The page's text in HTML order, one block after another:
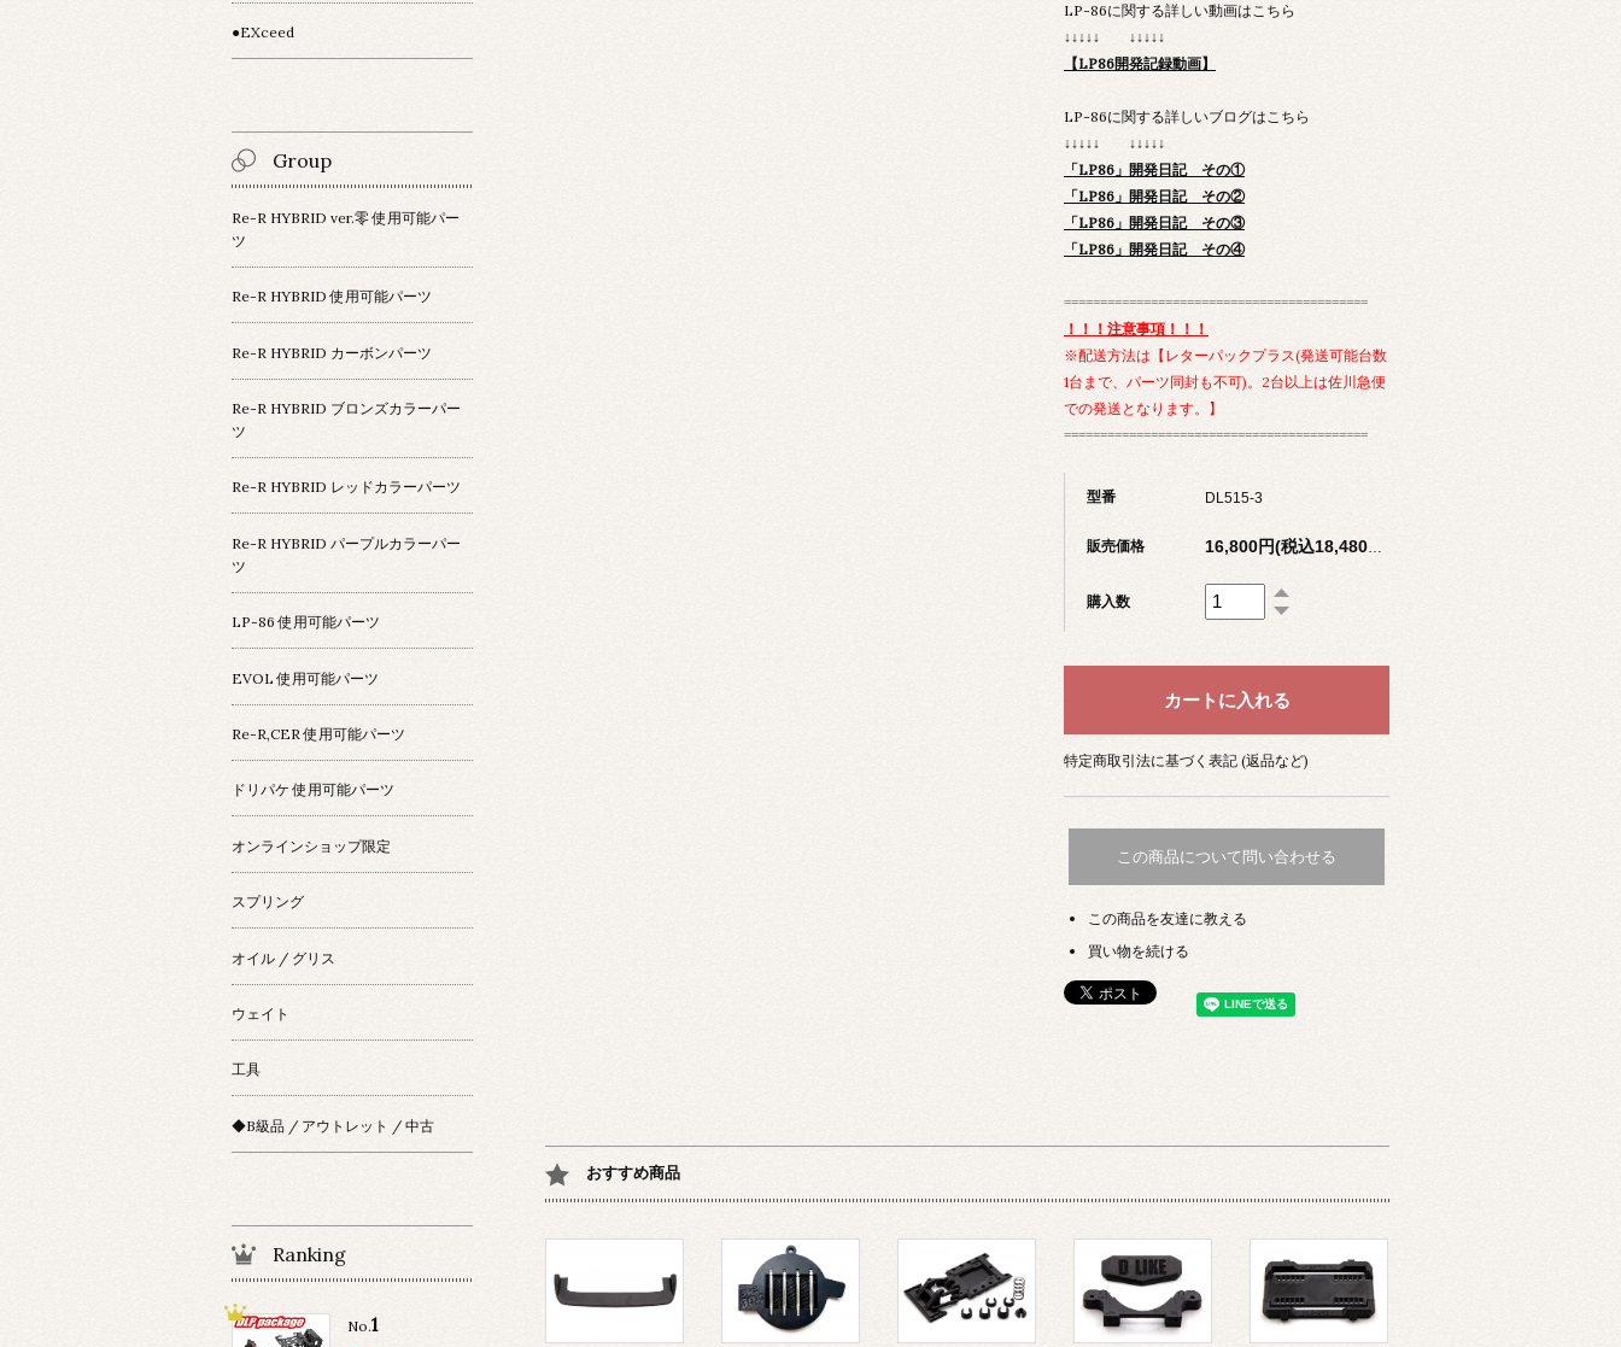
LP-86に関する詳しい動画はこちら
↓↓↓↓↓ ↓↓↓↓↓
【LP86開発記録動画】
LP-86に関する詳しいブログはこちら
↓↓↓↓↓ ↓↓↓↓↓
「LP86」開発日記 その①
「LP86」開発日記 その②
「LP86」開発日記 その③
「LP86」開発日記 その④
==========================================
！！！注意事項！！！
※配送方法は【レターパックプラス(発送可能台数
1台まで、パーツ同封も不可)。2台以上は佐川急便
での発送となります。】
==========================================
型番 DL515-3
販売価格
購入数
特定商取引法に基づく表記 (返品など)
この商品について問い合わせる
この商品を友達に教える
買い物を続ける
おすすめ商品
●EXceed
Group
Re-R HYBRID ver.零 使用可能パー
ツ
Re-R HYBRID 使用可能パーツ
Re-R HYBRID カーボンパーツ
Re-R HYBRID ブロンズカラーパー
ツ
Re-R HYBRID レッドカラーパーツ
Re-R HYBRID パープルカラーパー
ツ
LP-86 使用可能パーツ
EVOL 使用可能パーツ
Re-R,CER 使用可能パーツ
ドリパケ 使用可能パーツ
オンラインショップ限定
スプリング
オイル / グリス
ウェイト
工具
◆B級品 / アウトレット / 中古
Ranking
No.1